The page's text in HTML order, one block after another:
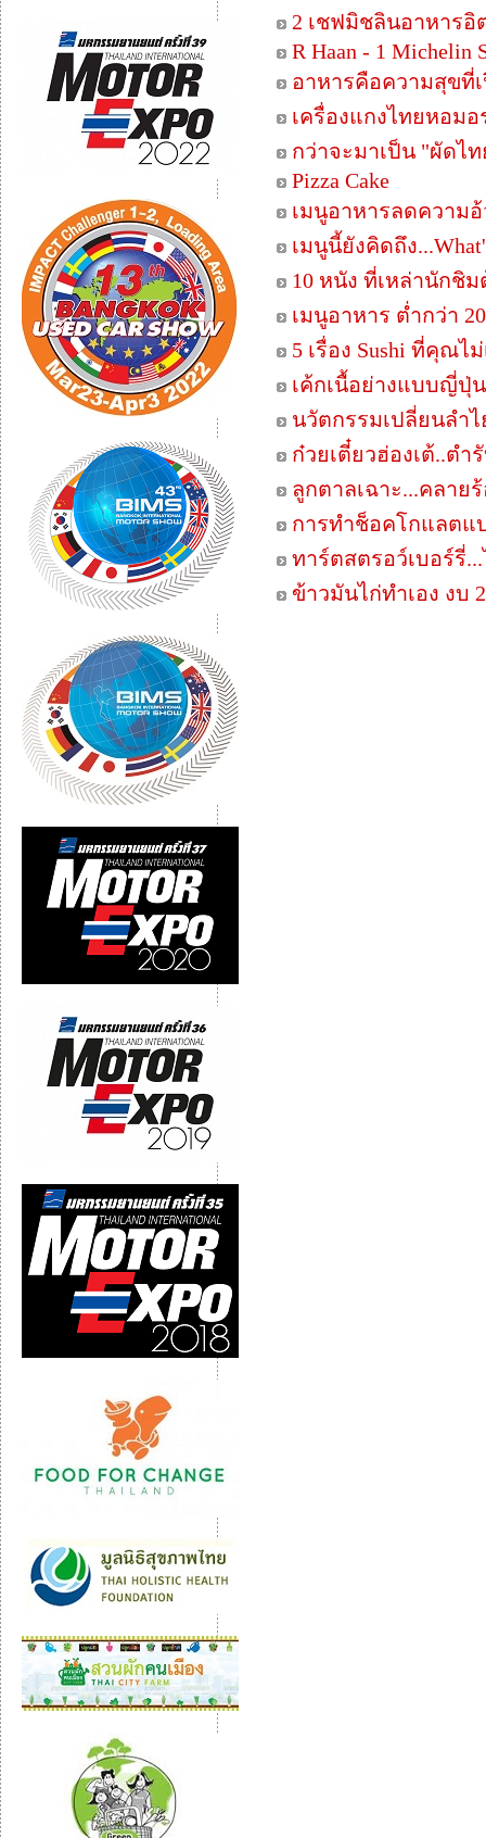
2 เชฟมิชลินอาหารอิ
R Haan - 1 Michelin
อาหารคือความสุขที่
เครื่องแกงไทยหอม
กว่าจะมาเป็น "ผัดไ
Pizza Cake
เมนูอาหารลดความ
เมนูนี้ยังคิดถึง
10 หนัง ที่เหล่านักชิ
เมนูอาหาร ต่ำกว่า
5 เรื่อง Sushi ที่คุณไ
เค้กเนื้อย่างแบบญี่ปุ่น
นวัตกรรมเปลี่ยนลำ
ก๋วยเตี๋ยวฮ่องเต้..ตำ
ลูกตาลเฉาะ...คลาย
การทำช็อคโกแลตแ
ทาร์ตสตรอว์เบอร์รี่
ข้าวมันไก่ทำเอง งบ